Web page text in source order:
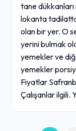
tane dükkanları
lokanta
olan bir yer. O
yerini bulmak
yemekler ve
yemekler
Fiyatlar
Çalışanlar ilgili.